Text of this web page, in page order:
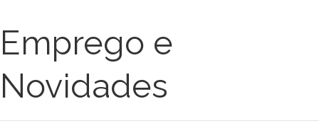
Emprego e
Novidades